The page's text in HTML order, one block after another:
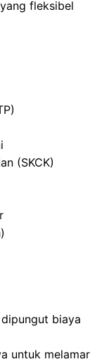
fleksibel
(SKCK)
biaya
untuk melamar